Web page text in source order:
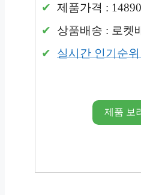
제품가격 : 14890
상품배송 : 로켓
실시간 인기순위
제품 보